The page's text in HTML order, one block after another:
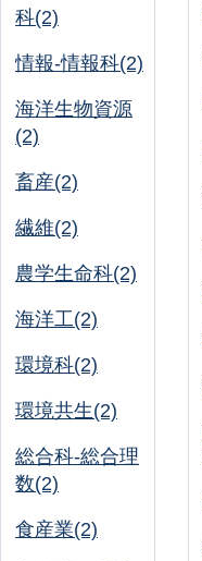
科(2)
情報-情報科(2)
海洋生物資源
(2)
畜産(2)
繊維(2)
農学生命科(2)
海洋工(2)
環境科(2)
環境共生(2)
総合科-総合理
数(2)
食産業(2)